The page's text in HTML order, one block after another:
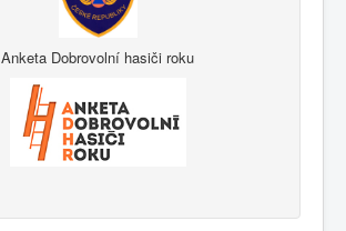
Anketa Dobrovolní hasiči roku